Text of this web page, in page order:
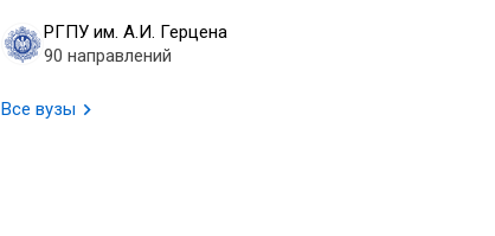
РГПУ им. А.И. Герцена
90 направлений
Все вузы